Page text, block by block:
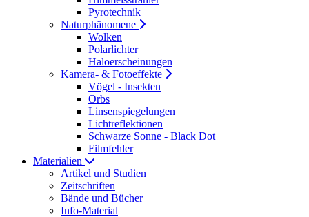
Pyrotechnik
Naturphänomene
Wolken
Polarlichter
Haloerscheinungen
Kamera- & Fotoeffekte
Vögel - Insekten
Orbs
Linsenspiegelungen
Lichtreflektionen
Schwarze Sonne - Black Dot
Filmfehler
Materialien
Artikel und Studien
Zeitschriften
Bände und Bücher
Info-Material